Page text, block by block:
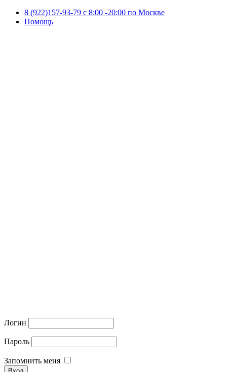
8 (922)157-93-79 c 8:00 -20:00 по Москве
Помощь
Логин
Пароль
Запомнить меня